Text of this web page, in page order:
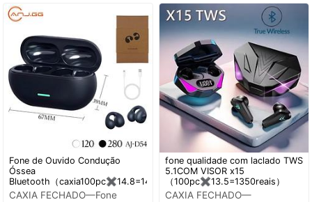
Fone de Ouvido Condução
Óssea
Bluetooth（caxia100pc✖️14.8=1480）
CAXIA FECHADO—Fone
fone qualidade com laclado TWS
5.1COM VISOR x15
（100pc✖️13.5=1350reais）
CAXIA FECHADO—